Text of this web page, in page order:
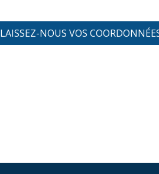
LAISSEZ-NOUS VOS